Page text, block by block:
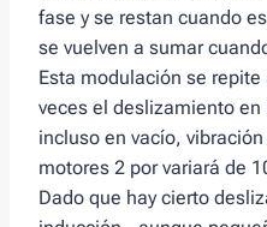
fase y se restan cuando
se vuelven a sumar
Esta modulación se
veces el deslizamiento
incluso en vacío,
motores 2 por variará de
Dado que hay cierto